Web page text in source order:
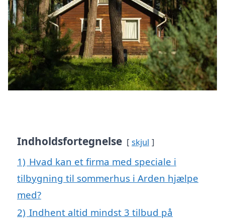
Indholdsfortegnelse skjul
1) Hvad kan et firma med speciale i
tilbygning til sommerhus i Arden hjælpe
med?
2) Indhent altid mindst 3 tilbud på